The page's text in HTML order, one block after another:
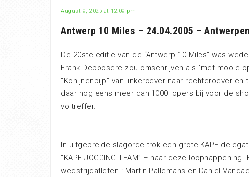
August 9, 2026 at 12:09 pm
Antwerp 10 Miles – 24.04.2005 – Antwerpen
De 20ste editie van de “Antwerp 10 Miles” was
Frank Deboosere zou omschrijven als “met mooie
“Konijnenpijp” van linkeroever naar rechteroever
daar nog eens meer dan 1000 lopers bij voor de
voltreffer.
In uitgebreide slagorde trok een grote KAPE-
“KAPE JOGGING TEAM” – naar deze
wedstrijdatleten : Martin Pallemans en Daniel